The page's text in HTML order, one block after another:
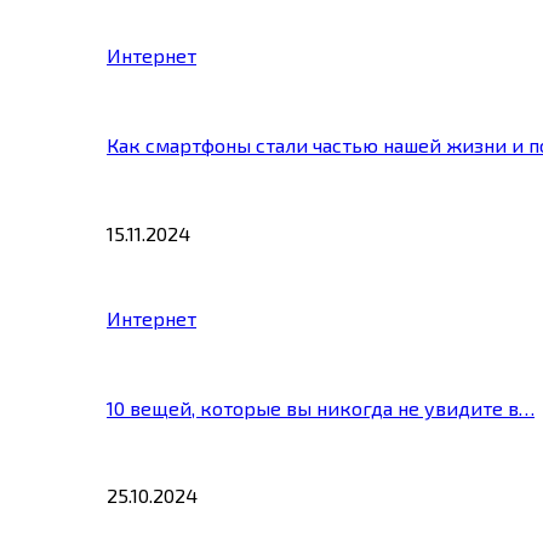
Интернет
Как смартфоны стали частью нашей жизни и
15.11.2024
Интернет
10 вещей, которые вы никогда не увидите в…
25.10.2024